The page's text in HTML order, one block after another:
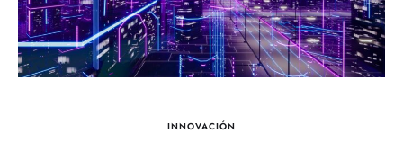
INNOVACIÓN